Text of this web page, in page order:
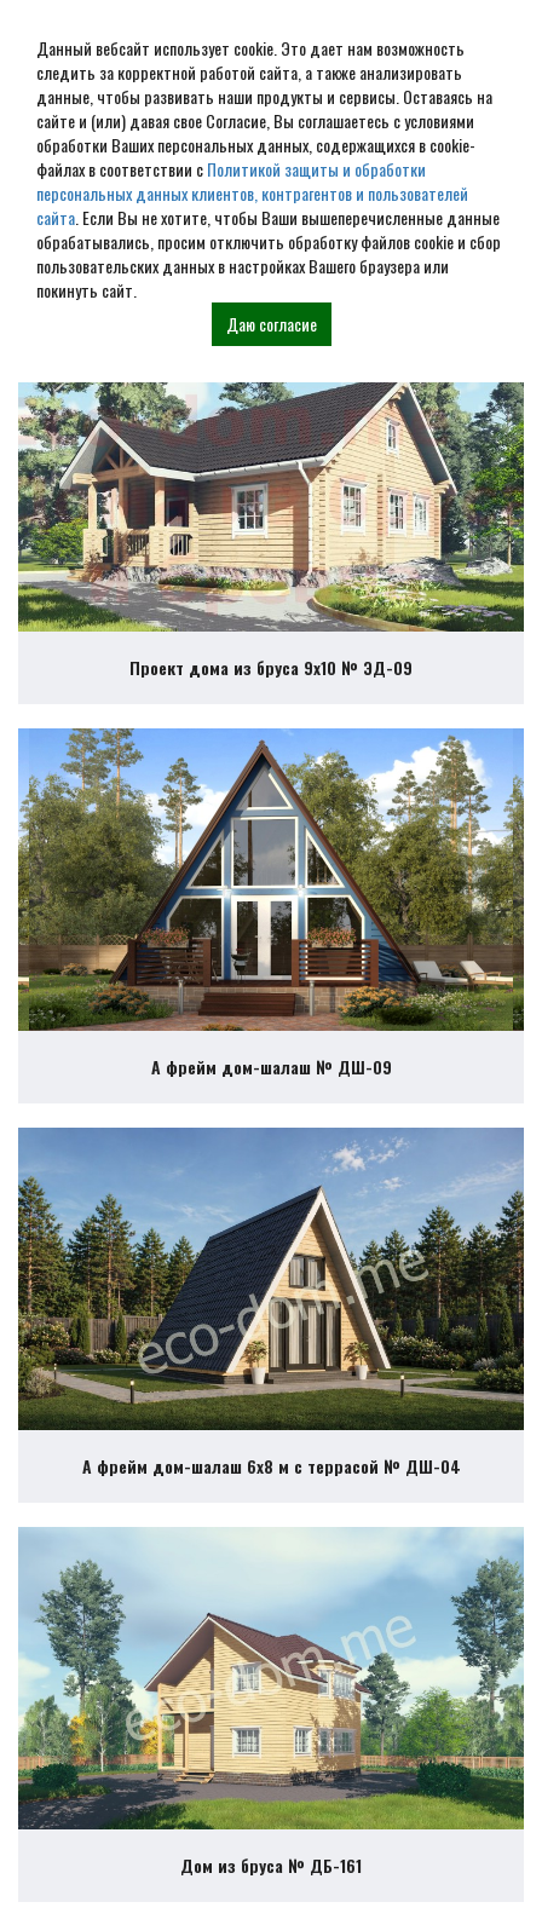
Данный вебсайт использует cookie. Это дает нам возможность
следить за корректной работой сайта, а также анализировать
данные, чтобы развивать наши продукты и сервисы. Оставаясь на
сайте и (или) давая свое Согласие, Вы соглашаетесь с условиями
обработки Ваших персональных данных, содержащихся в cookie-
файлах в соответствии сПолитикой защиты и обработки
персональных данных клиентов, контрагентов и пользователей
сайта . Если Вы не хотите, чтобы Ваши вышеперечисленные данные
обрабатывались, просим отключить обработку файлов cookie и сбор
пользовательских данных в настройках Вашего браузера или
покинуть сайт.
Даю согласие
Строительство домов под
усадку в Озерном
Наши проекты
Проект дома из бруса 9х10 № ЭД-09
А фрейм дом-шалаш № ДШ-09
А фрейм дом-шалаш 6х8 м с террасой № ДШ-04
Дом из бруса № ДБ-161